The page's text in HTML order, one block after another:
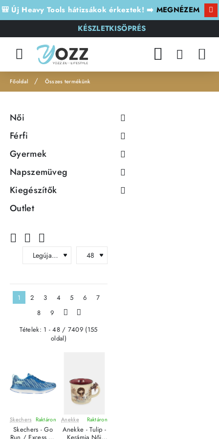
🎒 Új Heavy Tools hátizsákok érkeztek! ➡️ MEGNÉZEM
KÉSZLETKISÖPRÉS
h
m
Összes termékünk
Női
Férfi
Gyermek
Napszemüveg
Kiegészítők
Outlet
1 2 3 4 5 6
7
8
9 >
>|
Tételek: 1 - 48 / 7409 (155
oldal)
Skechers Raktáron
Skechers - Go
Run / Excess 2 -
ÚJ
Anekke Raktáron
Anekke - Tulip -
Kerámia Női